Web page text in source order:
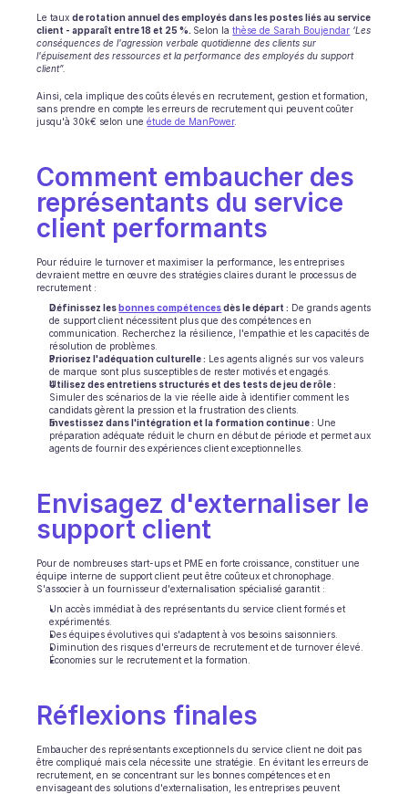
INDUSTRIES
B2B SaaS
Plateforme C2C
Éducation
Fintech
Place de marché
Mobilité
Télécommunication
Voyage
INDUSTRIES
Plateforme C2C
Ecommerce
Éducation
Fintech
Assurance
Mobilité
Télécommunication
Voyage
Service publics
Le taux de rotation annuel des employés dans les postes liés au service
client - apparaît entre 18 et 25 %. Selon la thèse de Sarah Boujendar ‘Les
conséquences de l'agression verbale quotidienne des clients sur
l'épuisement des ressources et la performance des employés du support
client”.
Ainsi, cela implique des coûts élevés en recrutement, gestion et formation,
sans prendre en compte les erreurs de recrutement qui peuvent coûter
jusqu'à 30k€ selon une étude de ManPower.
Comment embaucher des
représentants du service
client performants
Pour réduire le turnover et maximiser la performance, les entreprises
devraient mettre en œuvre des stratégies claires durant le processus de
recrutement :
Définissez les bonnes compétences dès le départ : De grands agents
de support client nécessitent plus que des compétences en
communication. Recherchez la résilience, l'empathie et les capacités de
résolution de problèmes.
Priorisez l'adéquation culturelle : Les agents alignés sur vos valeurs
de marque sont plus susceptibles de rester motivés et engagés.
Utilisez des entretiens structurés et des tests de jeu de rôle :
Simuler des scénarios de la vie réelle aide à identifier comment les
candidats gèrent la pression et la frustration des clients.
Investissez dans l'intégration et la formation continue : Une
préparation adéquate réduit le churn en début de période et permet aux
agents de fournir des expériences client exceptionnelles.
Envisagez d'externaliser le
support client
Pour de nombreuses start-ups et PME en forte croissance, constituer une
équipe interne de support client peut être coûteux et chronophage.
S'associer à un fournisseur d'externalisation spécialisé garantit :
Un accès immédiat à des représentants du service client formés et
expérimentés.
Des équipes évolutives qui s'adaptent à vos besoins saisonniers.
Diminution des risques d'erreurs de recrutement et de turnover élevé.
Économies sur le recrutement et la formation.
Réflexions finales
Embaucher des représentants exceptionnels du service client ne doit pas
être compliqué mais cela nécessite une stratégie. En évitant les erreurs de
recrutement, en se concentrant sur les bonnes compétences et en
envisageant des solutions d'externalisation, les entreprises peuvent